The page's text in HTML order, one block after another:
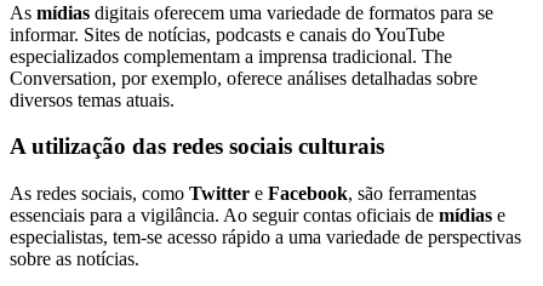
As mídias digitais oferecem uma variedade de formatos para se
informar. Sites de notícias, podcasts e canais do YouTube
especializados complementam a imprensa tradicional. The
Conversation, por exemplo, oferece análises detalhadas sobre
diversos temas atuais.
A utilização das redes sociais culturais
As redes sociais, como Twitter e Facebook, são ferramentas
essenciais para a vigilância. Ao seguir contas oficiais de mídias e
especialistas, tem-se acesso rápido a uma variedade de perspectivas
sobre as notícias.